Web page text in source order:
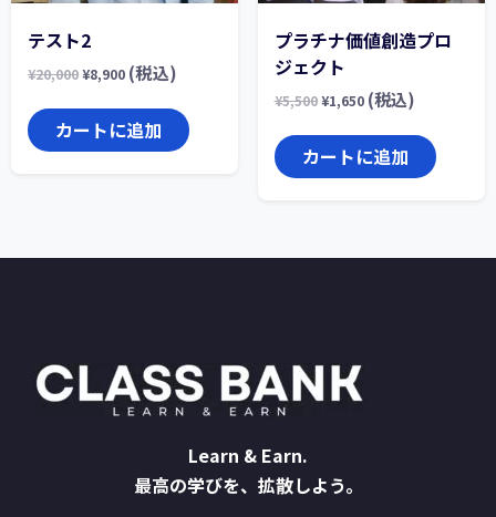
テスト2
¥20,000¥8,900 (税込)
カートに追加
プラチナ価値創造プロ
ジェクト
¥5,500 ¥1,650 (税込)
カートに追加
Learn & Earn.
最高の学びを、拡散しよう。